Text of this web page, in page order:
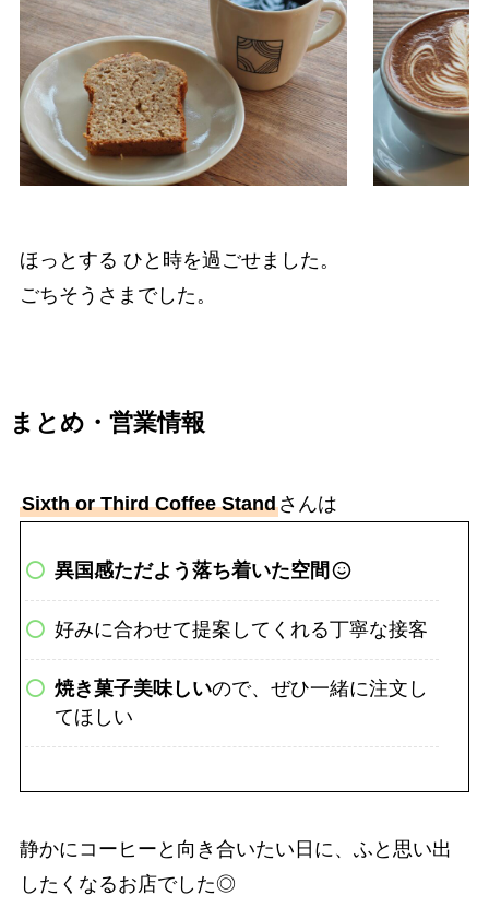
ほっとする ひと時を過ごせました。
ごちそうさまでした。
まとめ・営業情報
Sixth or Third Coffee Standさんは
異国感ただよう落ち着いた空間
好みに合わせて提案してくれる丁寧な接客
焼き菓子美味しいので、ぜひ一緒に注文し
てほしい
静かにコーヒーと向き合いたい日に、ふと思い出
したくなるお店でした◎